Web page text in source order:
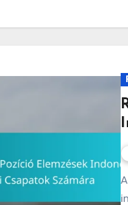
A rögbi játékos pozíciók elemzése elengedhetetlen az